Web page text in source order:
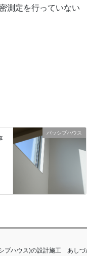
測定を行っていない
パッシブハウス
ハウス)の設計施工 あしづ